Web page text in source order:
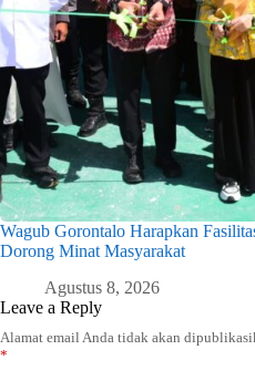
Wagub Gorontalo Harapkan
Dorong Minat Masyarakat
Agustus 8, 2026
Leave a Reply
Alamat email Anda tidak akan
*